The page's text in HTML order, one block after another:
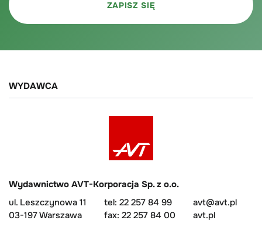
WYDAWCA
Wydawnictwo AVT-Korporacja Sp. z o.o.
ul. Leszczynowa 11
03-197 Warszawa
tel: 22 257 84 99
fax: 22 257 84 00
avt@avt.pl
avt.pl